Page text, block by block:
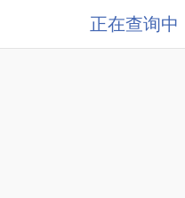
正在查询中